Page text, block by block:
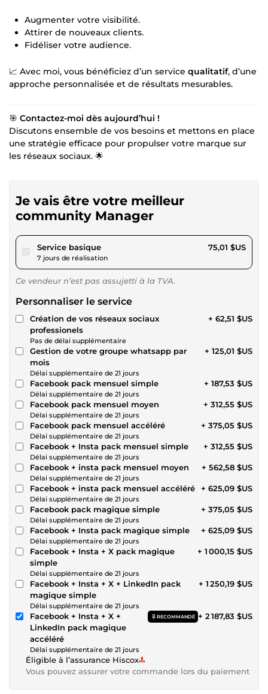
Augmenter votre visibilité.
Attirer de nouveaux clients.
Fidéliser votre audience.
📈 Avec moi, vous bénéficiez d’un service qualitatif, d’une
approche personnalisée et de résultats mesurables.
🎯 Contactez-moi dès aujourd’hui !
Discutons ensemble de vos besoins et mettons en place
une stratégie efficace pour propulser votre marque sur
les réseaux sociaux. 🌟
Je vais être votre meilleur
community Manager
Service basiquepour 69,13 $US
7 jours de réalisation
75,01 $US
Ce vendeur n’est pas assujetti à la TVA.
Personnaliser le service
Création de vos réseaux sociaux
professionels
Pas de délai supplémentaire
+ 62,51 $US
Gestion de votre groupe whatsapp par
mois
Délai supplémentaire de 21 jours
+ 125,01 $US
Facebook pack mensuel simple
Délai supplémentaire de 21 jours
+ 187,53 $US
Facebook pack mensuel moyen
Délai supplémentaire de 21 jours
+ 312,55 $US
Facebook pack mensuel accéléré
Délai supplémentaire de 21 jours
+ 375,05 $US
Facebook + Insta pack mensuel simple
Délai supplémentaire de 21 jours
+ 312,55 $US
Facebook + insta pack mensuel moyen
Délai supplémentaire de 21 jours
+ 562,58 $US
Facebook + insta pack mensuel accéléré
Délai supplémentaire de 21 jours
+ 625,09 $US
Facebook pack magique simple
Délai supplémentaire de 21 jours
+ 375,05 $US
Facebook + Insta pack magique simple
Délai supplémentaire de 21 jours
+ 625,09 $US
Facebook + Insta + X pack magique
simple
Délai supplémentaire de 21 jours
+ 1 000,15 $US
Facebook + Insta + X + LinkedIn pack
magique simple
Délai supplémentaire de 21 jours
+ 1 250,19 $US
Facebook + Insta + X +
LinkedIn pack magique
accéléré
RECOMMANDÉ
Délai supplémentaire de 21 jours
+ 2 187,83 $US
Éligible à l’assurance Hiscox
Vous pouvez assurer votre commande lors du paiement